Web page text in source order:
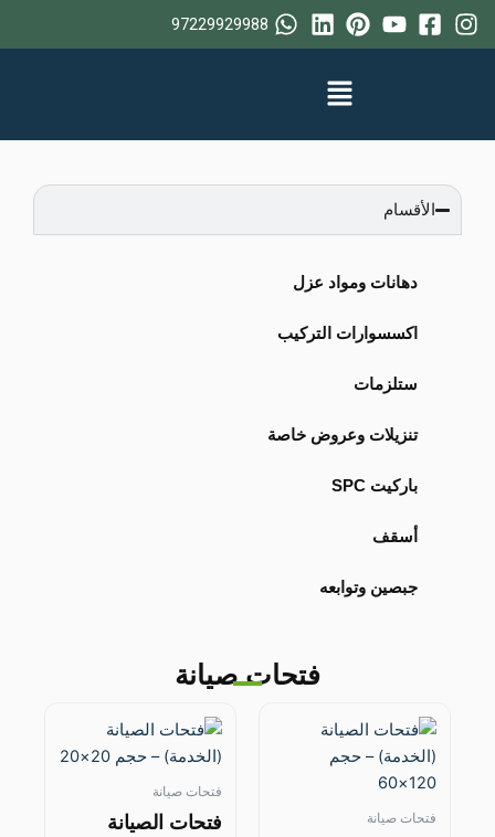
تخطي
إلى
97229929988
الأقسام
دهانات ومواد عزل
اكسسوارات التركيب
ستلزمات
تنزيلات وعروض خاصة
باركيت SPC
أسقف
جبصين وتوابعه
فتحات صيانة
فتحات صيانة
فتحات صيانة
فتحات الصيانة